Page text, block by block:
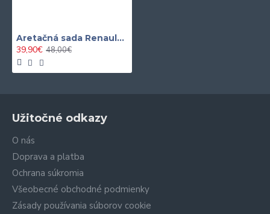
Aretačná sada Renault / Nissan / Opel / Vauxhall / Mercedes 1.6 DCi / CDTi
39,90€ 48,00€
Užitočné odkazy
O nás
Doprava a platba
Ochrana súkromia
Všeobecné obchodné podmienky
Zásady používania súborov cookie